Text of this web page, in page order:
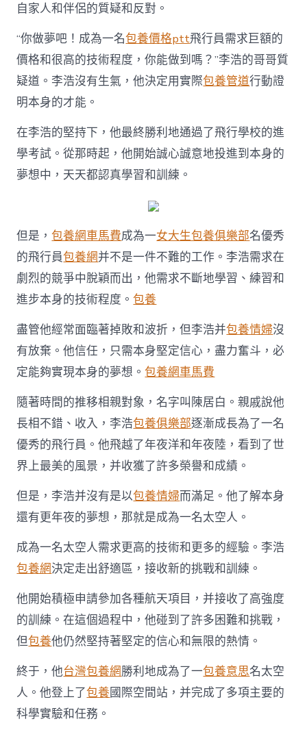
自家人和伴侶的質疑和反對。
“你做夢吧！成為一名包養價格ptt飛行員需求巨額的
價格和很高的技術程度，你能做到嗎？”李浩的哥哥質
疑道。李浩沒有生氣，他決定用實際包養管道行動證
明本身的才能。
在李浩的堅持下，他最終勝利地通過了飛行學校的進
學考試。從那時起，他開始誠心誠意地投進到本身的
夢想中，天天都認真學習和訓練。
但是，包養網車馬費成為一女大生包養俱樂部名優秀
的飛行員包養網并不是一件不難的工作。李浩需求在
劇烈的競爭中脫穎而出，他需求不斷地學習、練習和
進步本身的技術程度。包養
盡管他經常面臨著掉敗和波折，但李浩并包養情婦沒
有放棄。他信任，只需本身堅定信心，盡力奮斗，必
定能夠實現本身的夢想。包養網車馬費
隨著時間的推移相親對象，名字叫陳居白。親戚說他
長相不錯、收入，李浩包養俱樂部逐漸成長為了一名
優秀的飛行員。他飛越了年夜洋和年夜陸，看到了世
界上最美的風景，并收獲了許多榮譽和成績。
但是，李浩并沒有是以包養情婦而滿足。他了解本身
還有更年夜的夢想，那就是成為一名太空人。
成為一名太空人需求更高的技術和更多的經驗。李浩
包養網決定走出舒適區，接收新的挑戰和訓練。
他開始積極申請參加各種航天項目，并接收了高強度
的訓練。在這個過程中，他碰到了許多困難和挑戰，
但包養他仍然堅持著堅定的信心和無限的熱情。
終于，他台灣包養網勝利地成為了一包養意思名太空
人。他登上了包養國際空間站，并完成了多項主要的
科學實驗和任務。